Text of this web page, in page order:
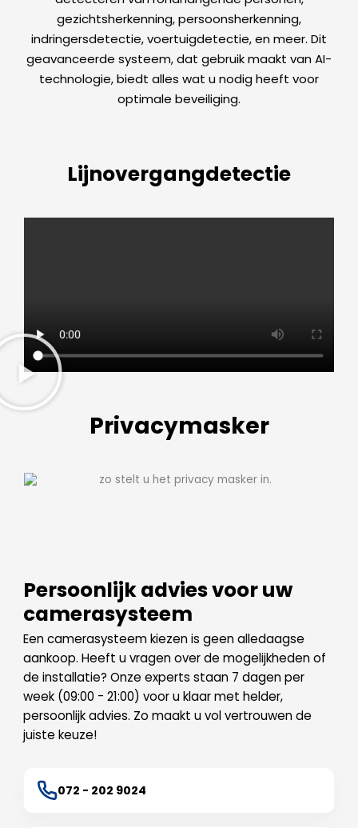
gezichtsherkenning, persoonsherkenning,
indringersdetectie, voertuigdetectie, en meer. Dit
geavanceerde systeem, dat gebruik maakt van AI-
technologie, biedt alles wat u nodig heeft voor
optimale beveiliging.
Lijnovergangdetectie
Privacymasker
Persoonlijk advies voor uw
camerasysteem
Een camerasysteem kiezen is geen alledaagse
aankoop. Heeft u vragen over de mogelijkheden of
de installatie? Onze experts staan 7 dagen per
week (09:00 - 21:00) voor u klaar met helder,
persoonlijk advies. Zo maakt u vol vertrouwen de
juiste keuze!
072 - 202 9024